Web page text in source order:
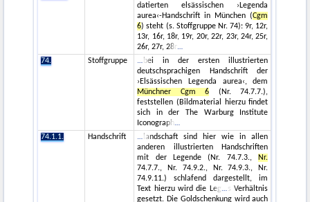
datierten elsässischen ›Legenda
aurea‹-Handschrift in München (Cgm
6) steht (s. Stoffgruppe Nr. 74): 9r, 12r,
13r, 16r, 18r, 19r, 20r, 22r, 23r, 24r, 25r,
26r, 27r, 28r
74.
Stoffgruppe
bei in der ersten illustrierten
deutschsprachigen Handschrift der
›Elsässischen Legenda aurea‹, dem
Münchner Cgm 6 (Nr. 74.7.7.),
feststellen (Bildmaterial hierzu findet
sich in der The Warburg Institute
Iconograph
74.1.1.
Handschrift
landschaft sind hier wie in allen
anderen illustrierten Handschriften
mit der Legende (Nr. 74.7.3., Nr.
74.7.7., Nr. 74.9.2., Nr. 74.9.3., Nr.
74.9.11.) schlafend dargestellt, im
Text hierzu wird die Leg
s Verhältnis
gesetzt. Die Goldschenkung wird auch